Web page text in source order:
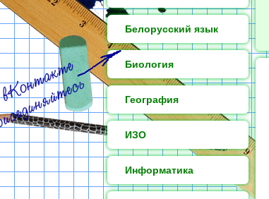
Белорусский язык
Биология
География
ИЗО
Информатика